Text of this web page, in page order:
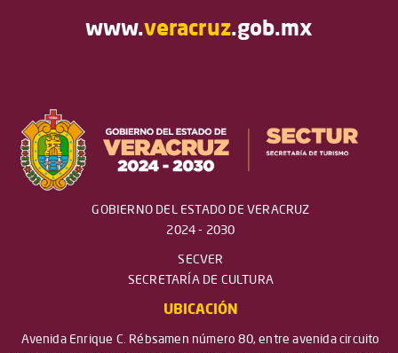
www.veracruz.gob.mx
GOBIERNO DEL ESTADO DE VERACRUZ
2024 - 2030
SECVER
SECRETARÍA DE CULTURA
UBICACIÓN
Avenida Enrique C. Rébsamen número 80, entre avenida circuito